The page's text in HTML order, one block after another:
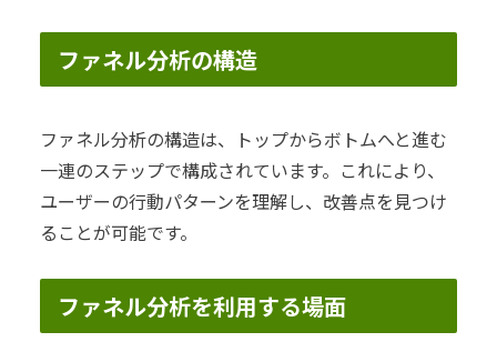
ファネル分析の構造
ファネル分析の構造は、トップからボトムへと進む
一連のステップで構成されています。これにより、
ユーザーの行動パターンを理解し、改善点を見つけ
ることが可能です。
ファネル分析を利用する場面